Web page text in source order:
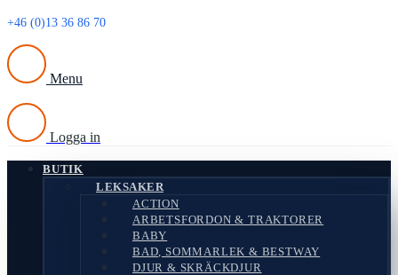
+46 (0)13 36 86 70
Menu
Logga in
BUTIK
LEKSAKER
ACTION
ARBETSFORDON & TRAKTORER
BABY
BAD, SOMMARLEK & BESTWAY
DJUR & SKRÄCKDJUR